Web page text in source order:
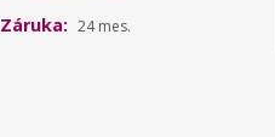
Záruka: 24 mes.